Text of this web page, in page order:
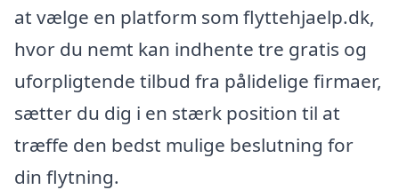
at vælge en platform som flyttehjaelp.dk,
hvor du nemt kan indhente tre gratis og
uforpligtende tilbud fra pålidelige firmaer,
sætter du dig i en stærk position til at
træffe den bedst mulige beslutning for
din flytning.